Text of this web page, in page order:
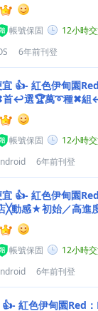
帳號保固
12小時
6年前刊登
宜 👍- 紅色伊甸園
✖首↩選🏆萬➰種✖
帳號保固
12小時
6年前刊登
宜 👍- 紅色伊甸園
╳動感★初始／高進
帳號保固
12小時
6年前刊登
👍- 紅色伊甸園Red